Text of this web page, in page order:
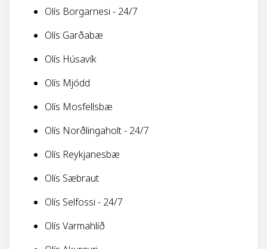
Olís Borgarnesi - 24/7
Olís Garðabæ
Olís Húsavík
Olís Mjódd
Olís Mosfellsbæ
Olís Norðlingaholt - 24/7
Olís Reykjanesbæ
Olís Sæbraut
Olís Selfossi - 24/7
Olís Varmahlíð